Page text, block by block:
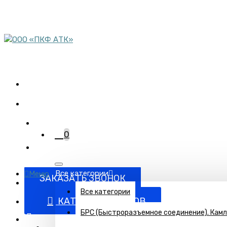
ЗАКАЗАТЬ ЗВОНОК
0
Все категории
Все категории
БРС (Быстроразъемное соединение).
Меню
КАТАЛОГ ТОВАРОВ
Поставка запорно-регулирующей и запорной арматуры